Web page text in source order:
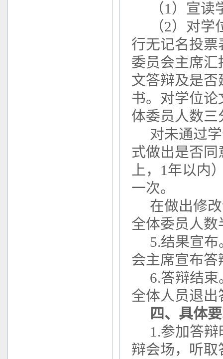
（1）宣
（2）对
行无记名投
委员会主席
文答辩及是
书。对学位
体委员人数
对未通过
式做出是否
上，1年以内
一次。
在做出修
全体委员人
5.结果宣
会主席宣布
6.答辩结
全体人员退出
四、具体
1.参加答
辩会场，听